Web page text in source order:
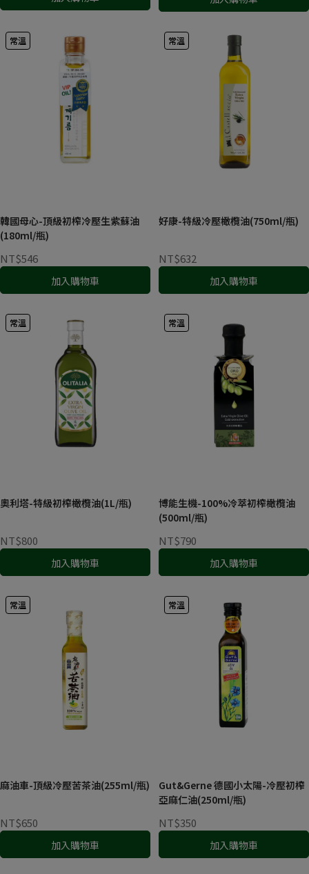
常溫
韓國母心-頂級初榨冷壓生紫蘇油
(180ml/瓶)
NT$546
加入購物車
常溫
好康-特級冷壓橄欖油(750ml/瓶)
NT$632
加入購物車
常溫
奧利塔-特級初榨橄欖油(1L/瓶)
NT$800
加入購物車
常溫
博能生機-100%冷萃初榨橄欖油
(500ml/瓶)
NT$790
加入購物車
常溫
麻油車-頂級冷壓苦茶油(255ml/瓶)
NT$650
加入購物車
常溫
Gut&Gerne 德國小太陽-冷壓初榨
亞麻仁油(250ml/瓶)
NT$350
加入購物車